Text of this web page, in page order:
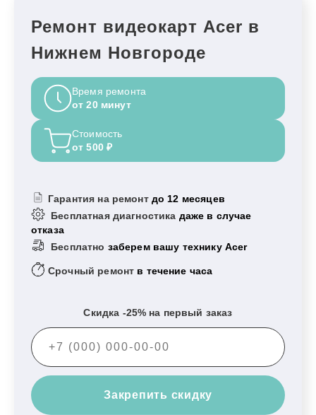
Ремонт видеокарт Acer в
Нижнем Новгороде
Время ремонта
от 20 минут
Стоимость
от 500 ₽
Гарантия на ремонт до 12 месяцев
Бесплатная диагностика даже в случае
отказа
Бесплатно заберем вашу технику Acer
Срочный ремонт в течение часа
Скидка -25% на первый заказ
Закрепить скидку